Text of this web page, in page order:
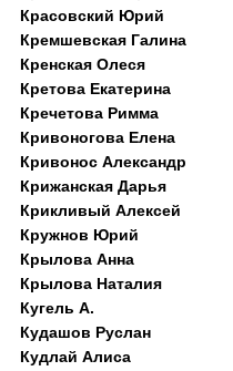
Красовский Юрий
Кремшевская Галина
Кренская Олеся
Кретова Екатерина
Кречетова Римма
Кривоногова Елена
Кривонос Александр
Крижанская Дарья
Крикливый Алексей
Кружнов Юрий
Крылова Анна
Крылова Наталия
Кугель А.
Кудашов Руслан
Кудлай Алиса